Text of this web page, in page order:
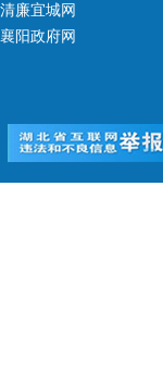
清廉宜城网
襄阳政府网